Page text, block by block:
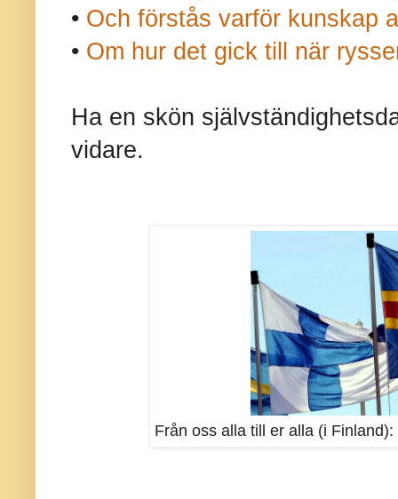
• Och förstås varför kunskap
• Om hur det gick till när
Ha en skön
vidare.
Från oss alla till er alla (i